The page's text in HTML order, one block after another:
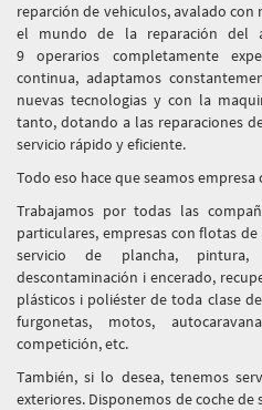
reparción de vehiculos, avalado con
el mundo de la reparación del
9 operarios completamente
continua, adaptamos
nuevas tecnologias y con la
tanto, dotando a las reparaciones
servicio rápido y eficiente.
Todo eso hace que seamos
Trabajamos por todas las
particulares, empresas con flotas
servicio de plancha,
descontaminación i encerado,
plásticos i poliéster de toda clase
furgonetas, motos,
competición, etc.
También, si lo desea, tenemos
exteriores. Disponemos de coche